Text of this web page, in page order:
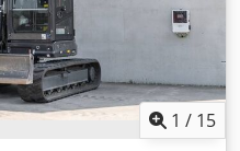
1 / 15